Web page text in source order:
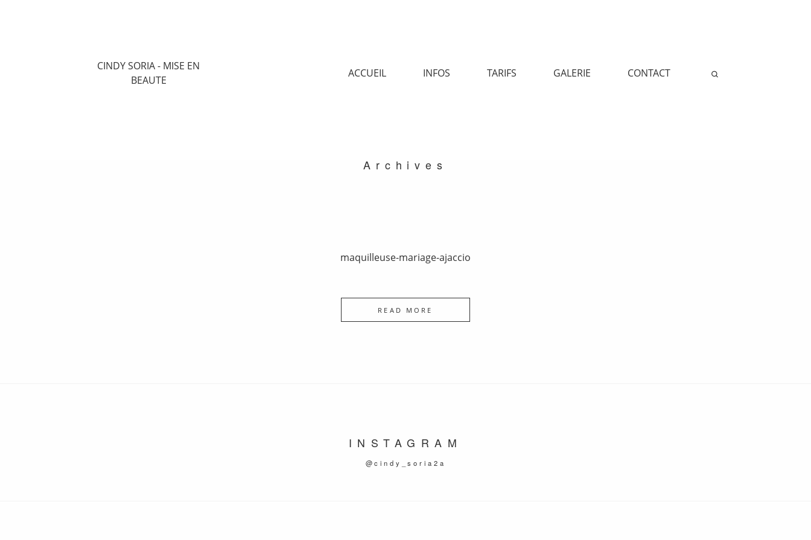
CINDY SORIA - MISE EN
BEAUTE
ACCUEIL INFOS TARIFS GALERIE CONTACT
Archives
maquilleuse-mariage-ajaccio
READ MORE
INSTAGRAM
@cindy_soria2a